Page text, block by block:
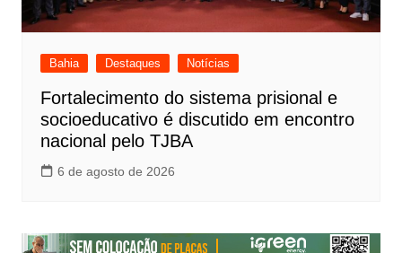
Bahia Destaques Notícias
Fortalecimento do sistema prisional e
socioeducativo é discutido em encontro
nacional pelo TJBA
6 de agosto de 2026